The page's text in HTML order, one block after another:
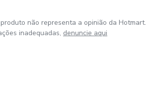
não representa a opinião da Hotmart.
inadequadas, denuncie aqui